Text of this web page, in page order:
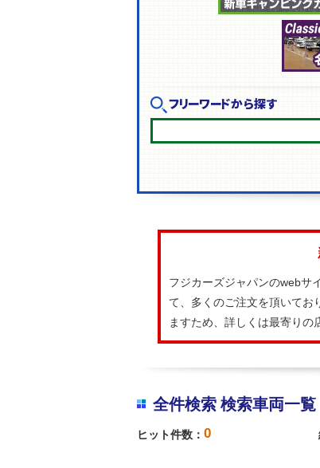
フリーワードから探す
フジカーズジャパンのwebサ
て、多くのご注文を頂いてお
ますため、詳しくは最寄りの
全件検索 検索車両一覧
ヒット件数： 0